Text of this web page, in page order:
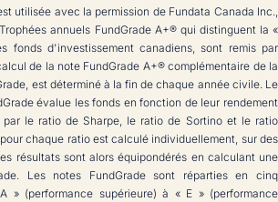
utilisée avec la permission de Fundata Canada Inc.,
annuels FundGrade A+® qui distinguent la «
fonds d'investissement canadiens, sont remis par
de la note FundGrade A+® complémentaire de la
est déterminé à la fin de chaque année civile. Le
évalue les fonds en fonction de leur rendement
par le ratio de Sharpe, le ratio de Sortino et le ratio
chaque ratio est calculé individuellement, sur des
résultats sont alors équipondérés en calculant une
Les notes FundGrade sont réparties en cinq
» (performance supérieure) à « E » (performance